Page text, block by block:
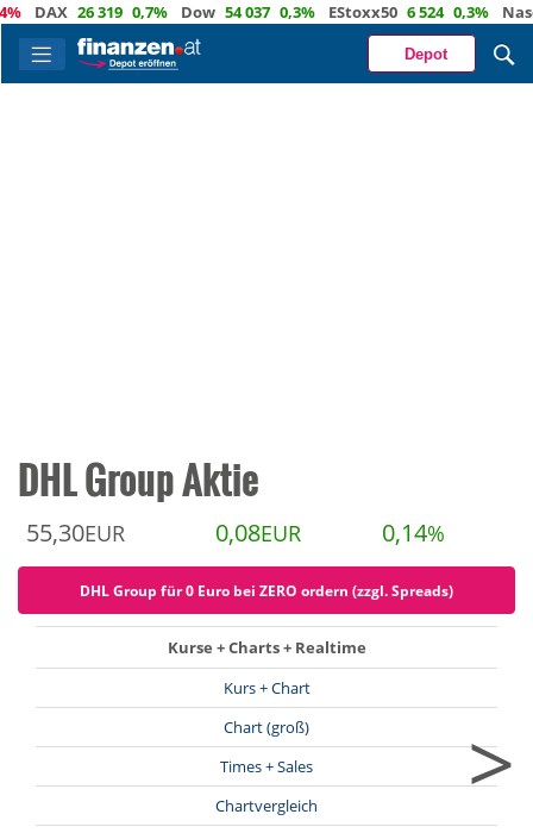
DAX 26 319 0,7% Dow 54 037 0,3% EStoxx50 6 524 0,3%
Depot
DHL Group Aktie
55,30EUR 0,08EUR 0,14%
DHL Group für 0 Euro bei ZERO ordern (zzgl. Spreads)
Kurse + Charts + Realtime
Kurs + Chart
Chart (groß)
Times + Sales
Chartvergleich
>